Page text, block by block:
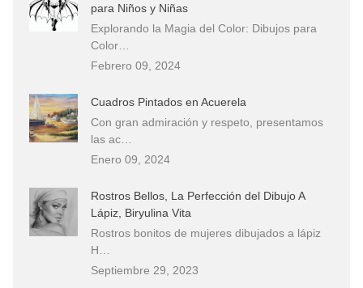
para Niños y Niñas
Explorando la Magia del Color: Dibujos para
Color…
Febrero 09, 2024
Cuadros Pintados en Acuerela
Con gran admiración y respeto, presentamos
las ac…
Enero 09, 2024
Rostros Bellos, La Perfección del Dibujo A
Lápiz, Biryulina Vita
Rostros bonitos de mujeres dibujados a lápiz
H…
Septiembre 29, 2023